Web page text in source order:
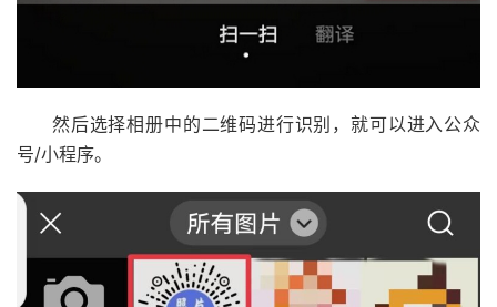
然后选择相册中的二维码进行识别，就可以进入公众
号/小程序。